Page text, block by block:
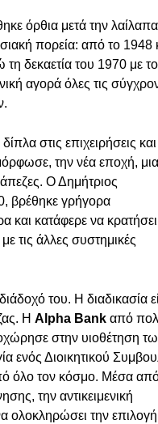
όρθια μετά την λαίλαπα
πορεία: από το 1948
δεκαετία του 1970 με
αγορά όλες τις
στις επιχειρήσεις
την νέα εποχή, μια
Ο Δημήτριος
βρέθηκε γρήγορα
και κατάφερε να
τις άλλες συστημικές
του. Η διαδικασία
Η Alpha Bank από
στην υιοθέτηση
ενός Διοικητικού
όλο τον κόσμο. Μέσα
την αντικειμενική
ολοκληρώσει την